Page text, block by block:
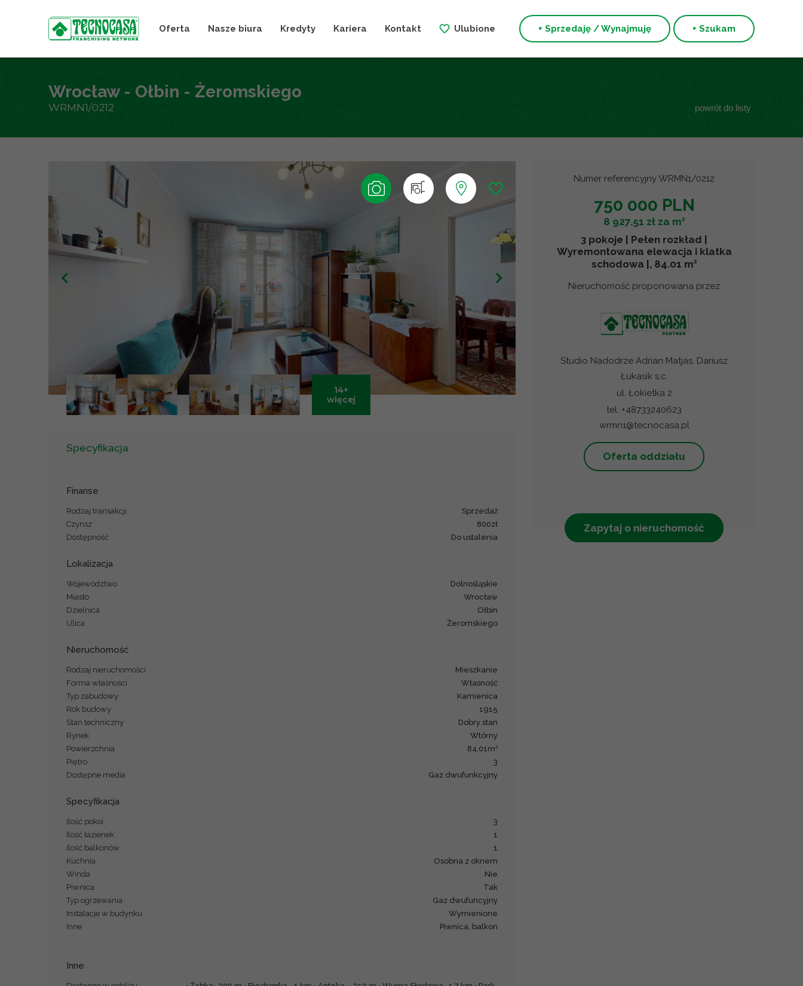
Oferta Nasze biura Kredyty Kariera Kontakt Ulubione + Sprzedaję / Wynajmuję + Szukam
Wrocław - Ołbin - Żeromskiego
WRMN1/0212 powrót do listy
Numer referencyjny WRMN1/0212
750 000 PLN
8 927.51 zł za m2
3 pokoje | Pełen rozkład |
Wyremontowana elewacja i klatka
schodowa |, 84.01 m2
Nieruchomość proponowana przez
Studio Nadodrze Adrian Matjas, Dariusz
Łukasik s.c.
ul. Łokietka 2
tel. +48733240623
wrmn1@tecnocasa.pl
Oferta oddziału
Zapytaj o nieruchomość
14+
więcej
Leaflet| OpenStreetMap contributors ©CARTO
Specyfikacja
Finanse
Rodzaj transakcji
sprzedaż
Czynsz
800zł
Dostępność
do ustalenia
Lokalizacja
Województwo
dolnośląskie
Miasto
Wrocław
Dzielnica
Ołbin
Ulica
Żeromskiego
Nieruchomość
Rodzaj nieruchomości
mieszkanie
Forma własności
Własność
Typ zabudowy
kamienica
Rok budowy
1915
Stan techniczny
Dobry stan
Rynek
Wtórny
Powierzchnia
84,01m2
Piętro
3
Dostępne media
Gaz dwufunkcyjny
Specyfikacja
Ilość pokoi
3
Ilość łazienek
1
Ilość balkonów
1
Kuchnia
Osobna z oknem
Winda
Nie
Piwnica
Tak
Typ ogrzewania
Gaz dwufuncyjny
Instalacje w budynku
Wymienione
Inne
piwnica, balkon
Inne